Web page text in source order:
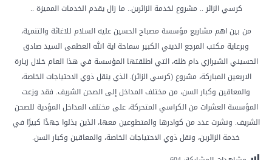
كرسي الزائر .. مشروع لخدمة الزائرين.. ما زال يقدم الخدمات المميزة ..
من بين اهم مشاريع مؤسسة مصباح الحسين عليه السلام للاغاثة والتنمية،
وبرعاية مكتب المرجع الديني الكبير سماحة اية الله العظمى السيد صادق
الحسيني الشيرازي دام ظله، التي اطلقتها المؤسسة في هذا العام خلال زيارة
الاربعين المباركة، مشروع (كرسي الزائر). الذي ينقل ذوي الاحتياجات الخاصة،
والمعاقين وكبار السن، من مختلف المداخل إلى الصحن الشريف. فقد وزعت
المؤسسة العشرات من الكراسي المتحركة، على مختلف المداخل المؤدية للصحن
الشريف. ونشرت عدد من كوادرها والمتطوعين معها، الذين بذلوا جهدًا كبيرًا في
خدمة الزائرين، ونقل ذوي الاحتياجات الخاصة، والمعاقين وكبار السن.